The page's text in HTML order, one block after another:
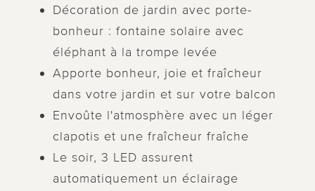
Décoration de jardin avec porte-
bonheur : fontaine solaire avec
éléphant à la trompe levée
Apporte bonheur, joie et fraîcheur
dans votre jardin et sur votre balcon
Envoûte l'atmosphère avec un léger
clapotis et une fraîcheur fraîche
Le soir, 3 LED assurent
automatiquement un éclairage